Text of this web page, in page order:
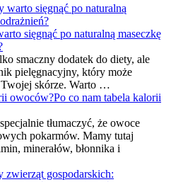
sięgnąć po naturalną maseczkę
smaczny dodatek do diety, ale
pielęgnacyjny, który może
skórze. Warto …
Po co nam tabela kalorii
tłumaczyć, że owoce
pokarmów. Mamy tutaj
minerałów, błonnika i